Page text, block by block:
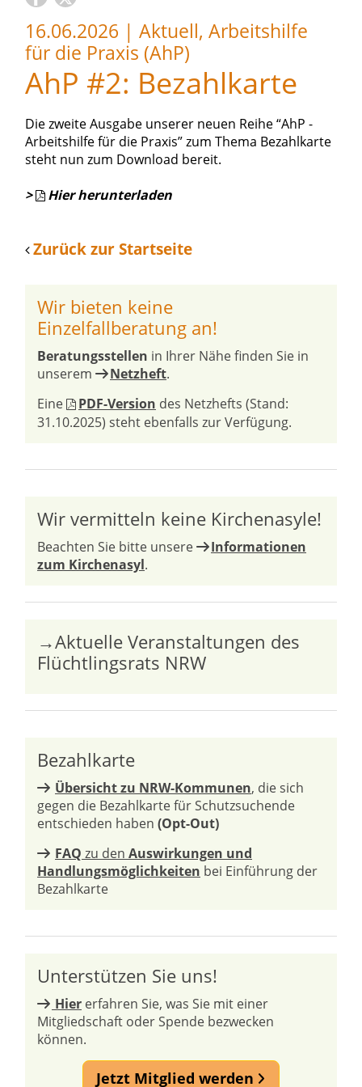
16.06.2026 | Aktuell, Arbeitshilfe
für die Praxis (AhP)
AhP #2: Bezahlkarte
Die zweite Ausgabe unserer neuen Reihe “AhP -
Arbeitshilfe für die Praxis” zum Thema Bezahlkarte
steht nun zum Download bereit.
>
Hierherunterladen
Zurück zur Startseite
Wir bieten keine
Einzelfallberatung an!
Beratungsstellen in Ihrer Nähe finden Sie in
unserem
Netzheft.
Eine
PDF-Version des Netzhefts (Stand:
31.10.2025) steht ebenfalls zur Verfügung.
Wir vermitteln keine Kirchenasyle!
Beachten Sie bitte unsere
Informationen
zum Kirchenasyl.
→Aktuelle Veranstaltungen des
Flüchtlingsrats NRW
Bezahlkarte
Übersicht zu NRW-Kommunen, die sich
gegen die Bezahlkarte für Schutzsuchende
entschieden haben (Opt-Out)
FAQ zu den Auswirkungen und
Handlungsmöglichkeiten bei Einführung der
Bezahlkarte
Unterstützen Sie uns!
Hier erfahren Sie, was Sie mit einer
Mitgliedschaft oder Spende bezwecken
können.
Jetzt Mitglied werden